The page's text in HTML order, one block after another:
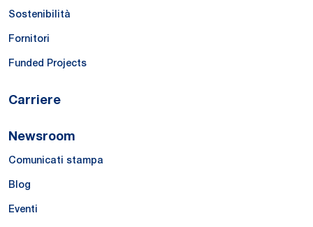
Sostenibilità
Fornitori
Funded Projects
Carriere
Newsroom
Comunicati stampa
Blog
Eventi